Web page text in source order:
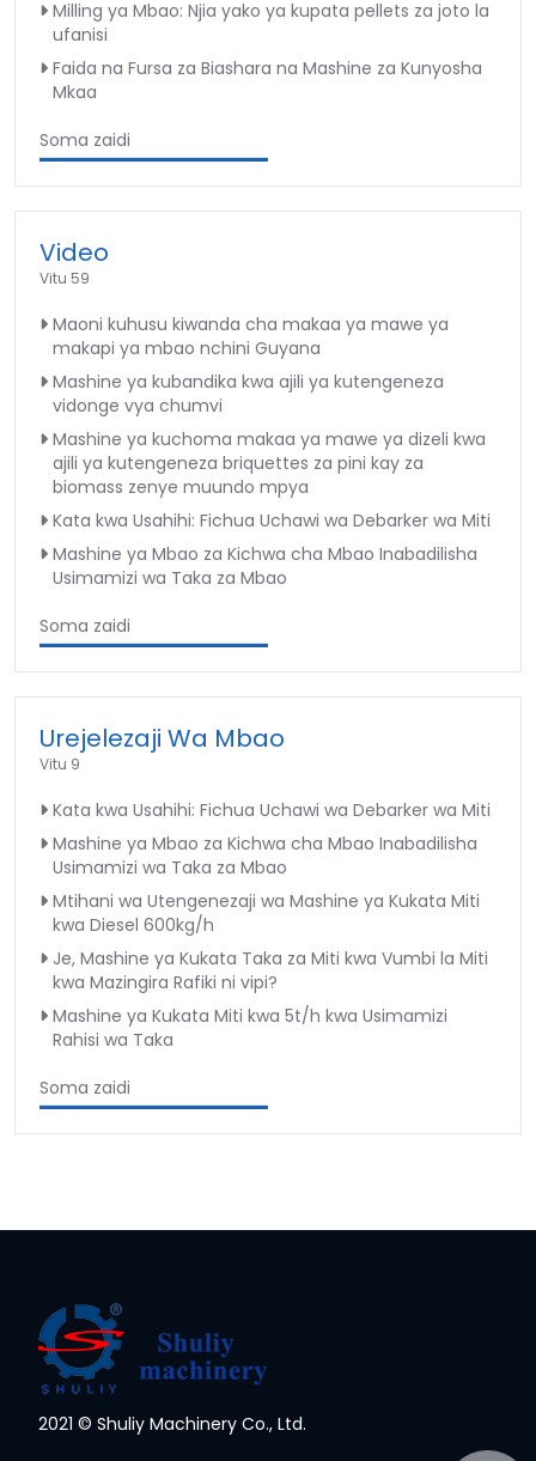
Milling ya Mbao: Njia yako ya kupata pellets za joto la
ufanisi
Faida na Fursa za Biashara na Mashine za Kunyosha
Mkaa
Soma zaidi
Video
Vitu 59
Maoni kuhusu kiwanda cha makaa ya mawe ya
makapi ya mbao nchini Guyana
Mashine ya kubandika kwa ajili ya kutengeneza
vidonge vya chumvi
Mashine ya kuchoma makaa ya mawe ya dizeli kwa
ajili ya kutengeneza briquettes za pini kay za
biomass zenye muundo mpya
Kata kwa Usahihi: Fichua Uchawi wa Debarker wa Miti
Mashine ya Mbao za Kichwa cha Mbao Inabadilisha
Usimamizi wa Taka za Mbao
Soma zaidi
Urejelezaji Wa Mbao
Vitu 9
Kata kwa Usahihi: Fichua Uchawi wa Debarker wa Miti
Mashine ya Mbao za Kichwa cha Mbao Inabadilisha
Usimamizi wa Taka za Mbao
Mtihani wa Utengenezaji wa Mashine ya Kukata Miti
kwa Diesel 600kg/h
Je, Mashine ya Kukata Taka za Miti kwa Vumbi la Miti
kwa Mazingira Rafiki ni vipi?
Mashine ya Kukata Miti kwa 5t/h kwa Usimamizi
Rahisi wa Taka
Soma zaidi
2021 © Shuliy Machinery Co., Ltd.